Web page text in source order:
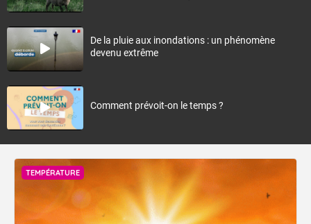
De la pluie aux inondations : un phénomène
devenu extrême
Comment prévoit-on le temps ?
TEMPÉRATURE